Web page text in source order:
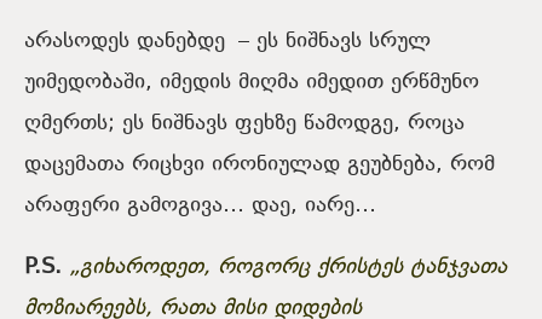
არასოდეს დანებდე – ეს ნიშნავს სრულ
უიმედობაში, იმედის მიღმა იმედით ერწმუნო
ღმერთს; ეს ნიშნავს ფეხზე წამოდგე, როცა
დაცემათა რიცხვი ირონიულად გეუბნება, რომ
არაფერი გამოგივა… დაე, იარე…
P.S. „გიხაროდეთ, როგორც ქრისტეს ტანჯვათა
მოზიარეებს, რათა მისი დიდების